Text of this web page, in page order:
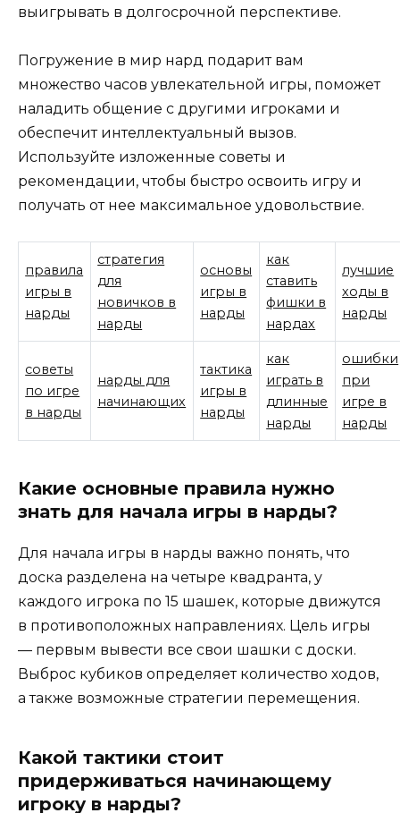
выигрывать в долгосрочной перспективе.
Погружение в мир нард подарит вам
множество часов увлекательной игры, поможет
наладить общение с другими игроками и
обеспечит интеллектуальный вызов.
Используйте изложенные советы и
рекомендации, чтобы быстро освоить игру и
получать от нее максимальное удовольствие.
правила
игры в
нарды
стратегия
для
новичков в
нарды
основы
игры в
нарды
как
ставить
фишки в
нардах
лучшие
ходы в
нарды
советы
по игре
в нарды
нарды для
начинающих
тактика
игры в
нарды
как
играть в
длинные
нарды
ошибки
при
игре в
нарды
Какие основные правила нужно
знать для начала игры в нарды?
Для начала игры в нарды важно понять, что
доска разделена на четыре квадранта, у
каждого игрока по 15 шашек, которые движутся
в противоположных направлениях. Цель игры
— первым вывести все свои шашки с доски.
Выброс кубиков определяет количество ходов,
а также возможные стратегии перемещения.
Какой тактики стоит
придерживаться начинающему
игроку в нарды?